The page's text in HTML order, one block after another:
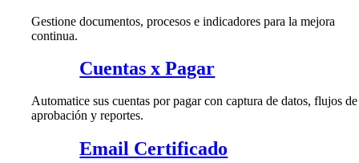
Gestione documentos, procesos e indicadores para la mejora
continua.
Cuentas x Pagar
Automatice sus cuentas por pagar con captura de datos, flujos de
aprobación y reportes.
Email Certificado